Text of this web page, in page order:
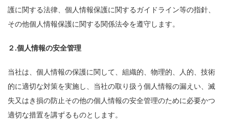
護に関する法律、個人情報保護に関するガイドライン等の指針、
その他個人情報保護に関する関係法令を遵守します。
２.個人情報の安全管理
当社は、個人情報の保護に関して、組織的、物理的、人的、技術
的に適切な対策を実施し、当社の取り扱う個人情報の漏えい、滅
失又はき損の防止その他の個人情報の安全管理のために必要かつ
適切な措置を講ずるものとします。